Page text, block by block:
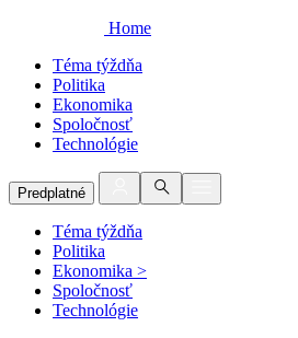
Home
Téma týždňa
Politika
Ekonomika
Spoločnosť
Technológie
Predplatné
Téma týždňa
Politika
Ekonomika >
Spoločnosť
Technológie